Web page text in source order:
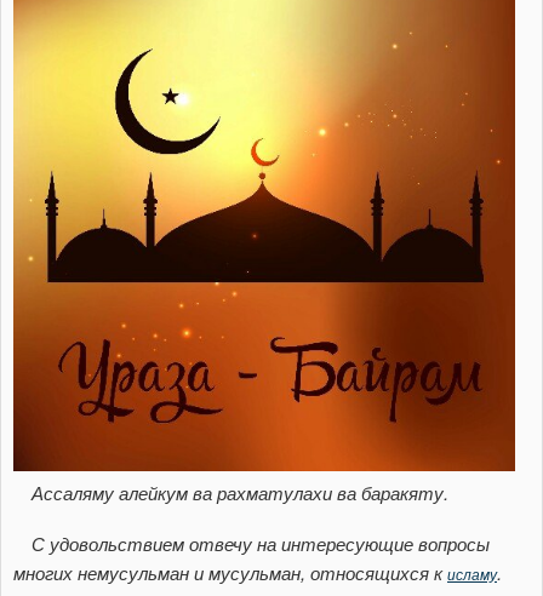
Ассаляму алейкум ва рахматулахи ва баракяту.
С удовольствием отвечу на интересующие вопросы
многих немусульман и мусульман, относящихся кисламу.